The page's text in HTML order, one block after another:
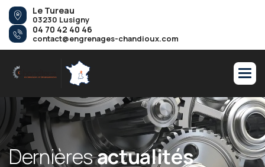
Le Tureau
03230 Lusigny
04 70 42 40 46
contact@engrenages-chandioux.com
Dernièresactualités